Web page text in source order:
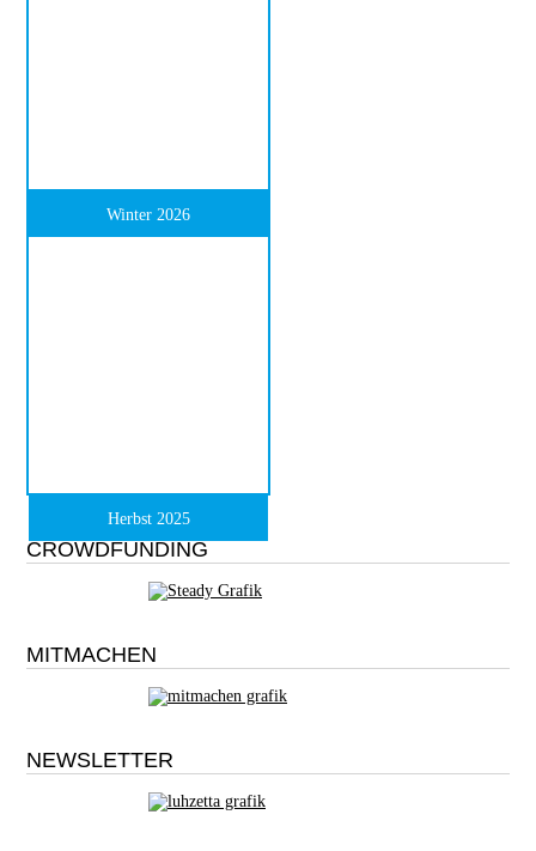
Winter 2026
Herbst 2025
CROWDFUNDING
MITMACHEN
NEWSLETTER